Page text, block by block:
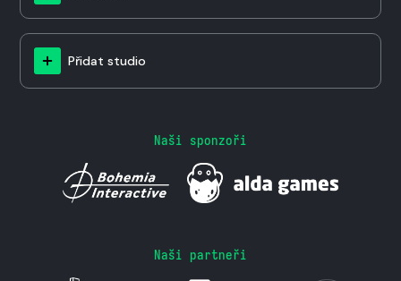
Přidat studio
Naši sponzoři
Naši partneři